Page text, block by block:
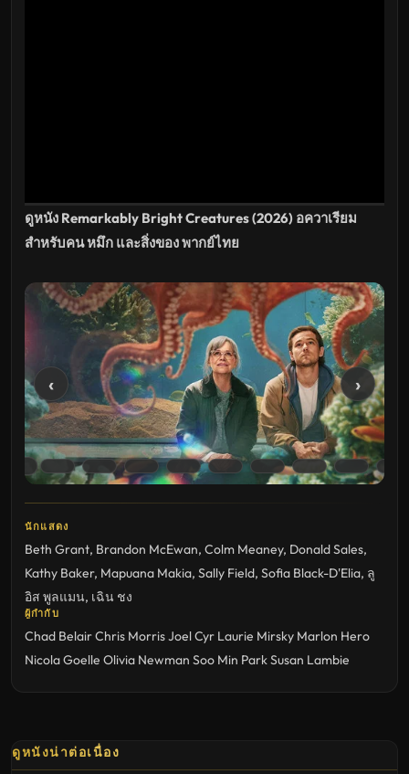
ดูหนัง Remarkably Bright Creatures (2026) อควาเรียม
สำหรับคน หมึก และสิ่งของ พากย์ไทย
‹ ›
นักแสดง
Beth Grant, Brandon McEwan, Colm Meaney, Donald Sales,
Kathy Baker, Mapuana Makia, Sally Field, Sofia Black-D'Elia, ลู
อิส พูลแมน, เฉิน ชง
ผู้กำกับ
Chad BelairChris MorrisJoel Cyr Laurie Mirsky Marlon Hero
Nicola Goelle Olivia Newman Soo Min ParkSusan Lambie
ดูหนังน่าต่อเนื่อง